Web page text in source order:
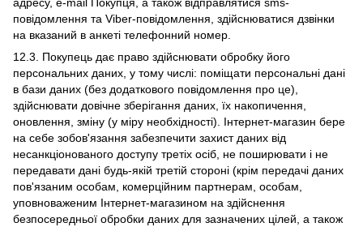
повідомлення та Viber-повідомлення, здійснюватися дзвінки
на вказаний в анкеті телефонний номер.
12.3. Покупець дає право здійснювати обробку його
персональних даних, у тому числі: поміщати персональні дані
в бази даних (без додаткового повідомлення про це),
здійснювати довічне зберігання даних, їх накопичення,
оновлення, зміну (у міру необхідності). Інтернет-магазин бере
на себе зобов'язання забезпечити захист даних від
несанкціонованого доступу третіх осіб, не поширювати і не
передавати дані будь-якій третій стороні (крім передачі даних
пов'язаним особам, комерційним партнерам, особам,
уповноваженим Інтернет-магазином на здійснення
безпосередньої обробки даних для зазначених цілей, а також